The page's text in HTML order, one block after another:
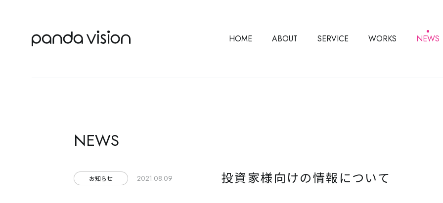
HOME ABOUT SERVICE WORKS NEWS
NEWS
お知らせ 2021.08.09 投資家様向けの情報について